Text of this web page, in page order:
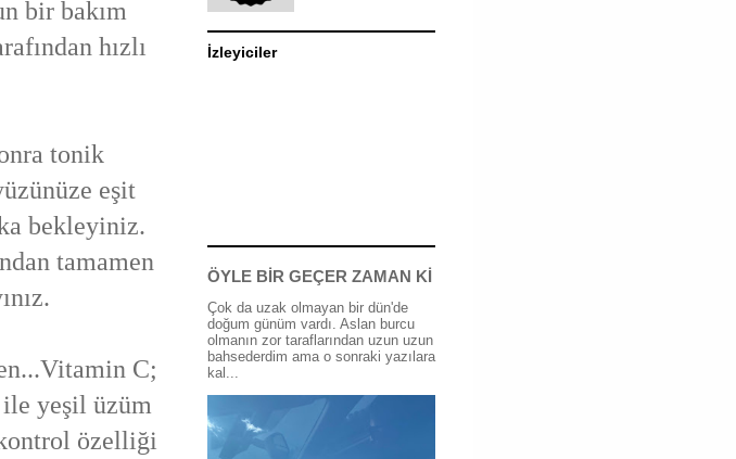
bir bakım
hızlı
tonik
eşit
bekleyiniz.
tamamen
C;
ile yeşil üzüm
özelliği
İzleyiciler
ÖYLE BİR GEÇER ZAMAN Kİ
Çok da uzak olmayan bir dün'de
doğum günüm vardı. Aslan burcu
olmanın zor taraflarından uzun uzun
bahsederdim ama o sonraki yazılara
kal...